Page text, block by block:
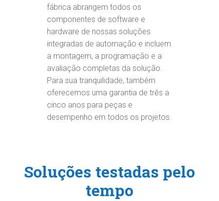
fábrica abrangem todos os
componentes de software e
hardware de nossas soluções
integradas de automação e incluem
a montagem, a programação e a
avaliação completas da solução.
Para sua tranquilidade, também
oferecemos uma garantia de três a
cinco anos para peças e
desempenho em todos os projetos.
Soluções testadas pelo
tempo